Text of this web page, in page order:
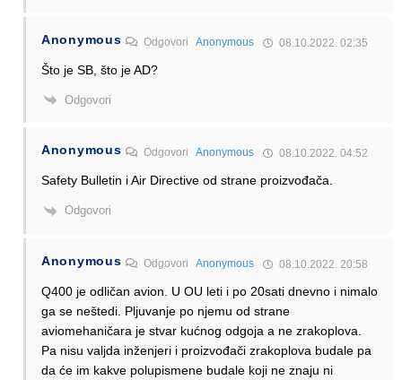
Anonymous OdgovoriAnonymous 08.10.2022. 02:35
Što je SB, što je AD?
Odgovori
Anonymous OdgovoriAnonymous 08.10.2022. 04:52
Safety Bulletin i Air Directive od strane proizvođača.
Odgovori
Anonymous OdgovoriAnonymous 08.10.2022. 20:58
Q400 je odličan avion. U OU leti i po 20sati dnevno i nimalo
ga se neštedi. Pljuvanje po njemu od strane
aviomehaničara je stvar kućnog odgoja a ne zrakoplova.
Pa nisu valjda inženjeri i proizvođači zrakoplova budale pa
da će im kakve polupismene budale koji ne znaju ni